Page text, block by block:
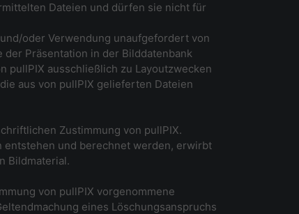
Dateien und dürfen sie nicht für
oder Verwendung unaufgefordert von
Präsentation in der Bilddatenbank
pullPIX ausschließlich zu Layoutzwecken
aus von pullPIX gelieferten Dateien
Zustimmung von pullPIX.
entstehen und berechnet werden, erwirbt
Bildmaterial.
von pullPIX vorgenommene
eines Löschungsanspruchs